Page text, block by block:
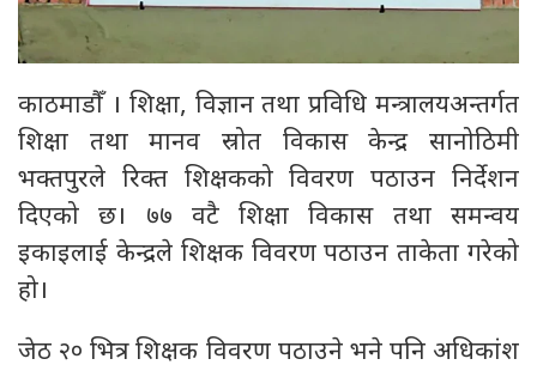
काठमाडौँ । शिक्षा, विज्ञान तथा प्रविधि मन्त्रालयअन्तर्गत
शिक्षा तथा मानव स्रोत विकास केन्द्र सानोठिमी
भक्तपुरले रिक्त शिक्षकको विवरण पठाउन निर्देशन
दिएको छ। ७७ वटै शिक्षा विकास तथा समन्वय
इकाइलाई केन्द्रले शिक्षक विवरण पठाउन ताकेता गरेको
हो।
जेठ २० भित्र शिक्षक विवरण पठाउने भने पनि अधिकांश